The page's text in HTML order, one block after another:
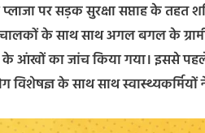
पर सड़क सुरक्षा सप्ताह के तहत
के साथ साथ अगल बगल के
के आंखों का जांच किया गया। इससे
विशेषज्ञ के साथ साथ